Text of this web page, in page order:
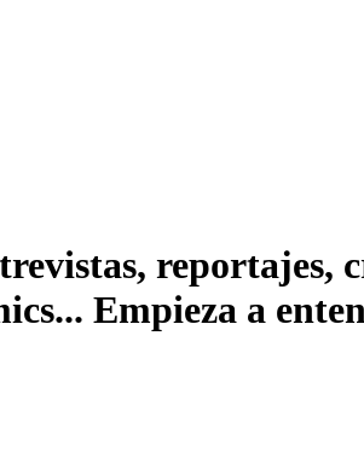
reportajes,
Empieza a